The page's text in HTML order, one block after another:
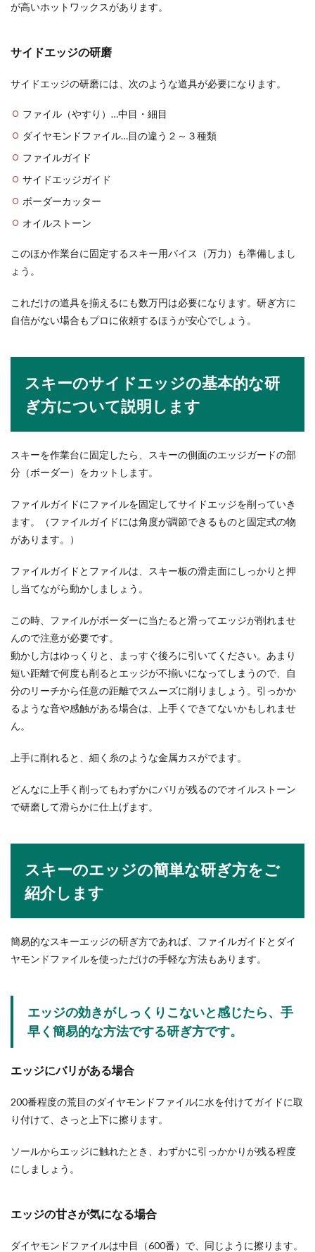
ダブルステニス前衛の基本的な動きと
は、こんなこ...
夫？選ぶ際のポイント
入り切らない...
結婚式披露宴の時間に間に合う余裕を
到着時間を設定してください。開始時間ギリギリ
が高いホットワックスがあります。
サイドエッジの研磨
サイドエッジの研磨には、次のような道具が必要になります。
ファイル（やすり）…中目・細目
ダイヤモンドファイル…目の違う２～３種類
ファイルガイド
サイドエッジガイド
ボーダーカッター
オイルストーン
このほか作業台に固定するスキー用バイス（万力）も準備しまし
ょう。
これだけの道具を揃えるにも数万円は必要になります。研ぎ方に
自信がない場合もプロに依頼するほうが安心でしょう。
スキーのサイドエッジの基本的な研
ぎ方について説明します
スキーを作業台に固定したら、スキーの側面のエッジガードの部
分（ボーダー）をカットします。
ファイルガイドにファイルを固定してサイドエッジを削っていき
ます。（ファイルガイドには角度が調節できるものと固定式の物
があります。）
ファイルガイドとファイルは、スキー板の滑走面にしっかりと押
し当てながら動かしましょう。
この時、ファイルがボーダーに当たると滑ってエッジが削れませ
んので注意が必要です。
動かし方はゆっくりと、まっすぐ後ろに引いてください。あまり
短い距離で何度も削るとエッジが不揃いになってしまうので、自
分のリーチから任意の距離でスムーズに削りましょう。引っかか
るような音や感触がある場合は、上手くできてないかもしれませ
ん。
上手に削れると、細く糸のような金属カスがでます。
どんなに上手く削ってもわずかにバリが残るのでオイルストーン
で研磨して滑らかに仕上げます。
スキーのエッジの簡単な研ぎ方をご
紹介します
簡易的なスキーエッジの研ぎ方であれば、ファイルガイドとダイ
ヤモンドファイルを使っただけの手軽な方法もあります。
エッジの効きがしっくりこないと感じたら、手
早く簡易的な方法でする研ぎ方です。
エッジにバリがある場合
200番程度の荒目のダイヤモンドファイルに水を付けてガイドに取
り付けて、さっと上下に擦ります。
ソールからエッジに触れたとき、わずかに引っかかりが残る程度
にしましょう。
エッジの甘さが気になる場合
ダイヤモンドファイルは中目（600番）で、同じように擦ります。